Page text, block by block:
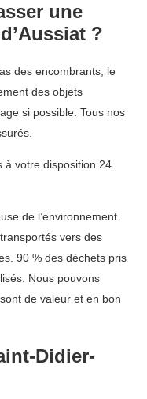
une
?
des encombrants, le
des objets
si possible. Tous nos
à votre disposition 24
de l’environnement.
vers des
90 % des déchets pris
Nous pouvons
de valeur et en bon
Didier-